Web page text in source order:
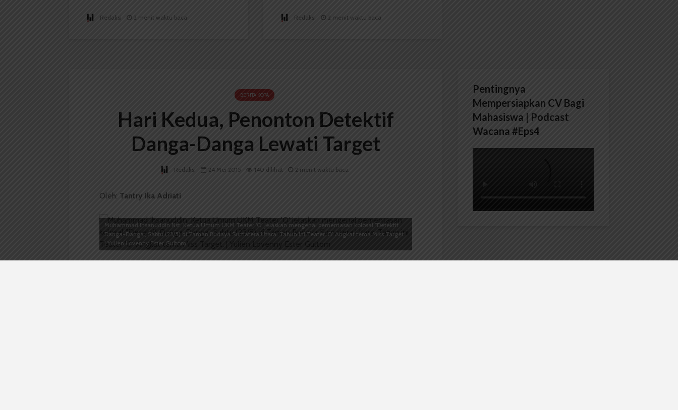
Redaksi 2 menit waktu baca Redaksi 2 menit waktu baca
BERITA KOTA
Hari Kedua, Penonton Detektif
Danga-Danga Lewati Target
Redaksi 24 Mei 2015 140 dilihat 2 menit waktu baca
Oleh: Tantry Ika Adriati
Muhammad Ihsanuddin Nst, Ketua Umum UKM Teater ‘O’ jelaskan mengenai pementasan kolosal “Detektif
Danga-Danga”, Sabtu (23/5) di Taman Budaya Sumatera Utara. Tahun ini Teater ‘O’ Angkat tema Miss Target.
| Yulien Lovenny Ester Gultom
Pentingnya
Mempersiapkan CV Bagi
Mahasiswa | Podcast
Wacana #Eps4